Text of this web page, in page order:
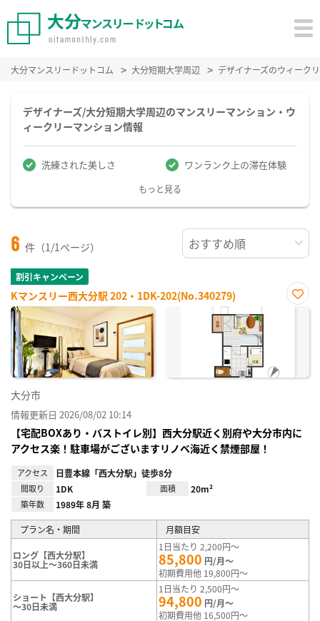
大分マンスリードットコム 大分短期大学周辺 デザイナーズのウィーク
デザイナーズ/大分短期大学周辺のマンスリーマンション・ウ
ィークリーマンション情報
洗練された美しさ ワンランク上の滞在体験
もっと見る
6 件（1/1ページ）
割引キャンペーン
Kマンスリー西大分駅 202・1DK-202(No.340279)
お気
大分市
情報更新日 2026/08/02 10:14
【宅配BOXあり・バストイレ別】西大分駅近く別府や大分市内に
アクセス楽！駐車場がございますリノベ海近く禁煙部屋！
アクセス 日豊本線「西大分駅」徒歩8分
間取り 1DK 面積 20m²
築年数 1989年 8月 築
プラン名・期間 月額目安
ロング【西大分駅】
30日以上～360日未満
1日当たり 2,200円～
85,800 円/月～
初期費用他 19,800円～
ショート【西大分駅】
～30日未満
1日当たり 2,500円～
94,800 円/月～
初期費用他 16,500円～